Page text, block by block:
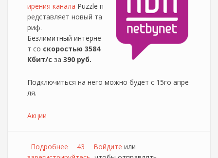
ирения канала Puzzle п
редставляет новый та
риф.
Безлимитный интерне
т со скоростью 3584
Кбит/с за 390 руб.
Подключиться на него можно будет с 15го апре
ля.
Акции
Подробнее о Ускорение безлимитного интернета от
43 Войдите или